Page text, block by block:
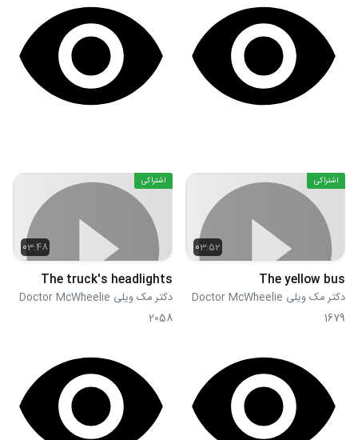
03:52
اشتراکی
The yellow bus
دکتر مک ویلی Doctor McWheelie
1679
03:48
اشتراکی
The truck's headlights
دکتر مک ویلی Doctor McWheelie
2058